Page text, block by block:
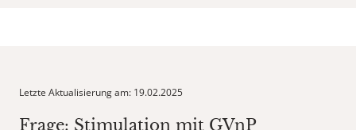
Letzte Aktualisierung am: 19.02.2025
Frage: Stimulation mit GVnP